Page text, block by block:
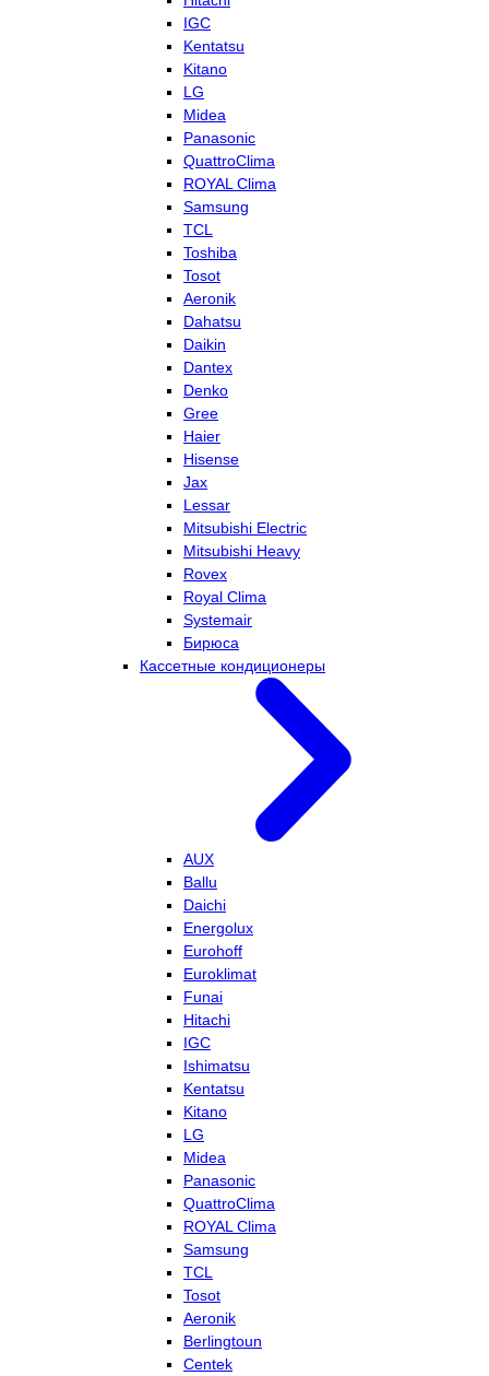
IGC
Kentatsu
Kitano
LG
Midea
Panasonic
QuattroClima
ROYAL Clima
Samsung
TCL
Toshiba
Tosot
Aeronik
Dahatsu
Daikin
Dantex
Denko
Gree
Haier
Hisense
Jax
Lessar
Mitsubishi Electric
Mitsubishi Heavy
Rovex
Royal Clima
Systemair
Бирюса
Кассетные кондиционеры
AUX
Ballu
Daichi
Energolux
Eurohoff
Euroklimat
Funai
Hitachi
IGC
Ishimatsu
Kentatsu
Kitano
LG
Midea
Panasonic
QuattroClima
ROYAL Clima
Samsung
TCL
Tosot
Aeronik
Berlingtoun
Centek